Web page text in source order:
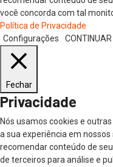
você concorda com tal
Política de Privacidade
Configurações
CONTINUAR
Fechar
Privacidade
Nós usamos cookies e
a sua experiência em
recomendar conteúdo de
de terceiros para análise e